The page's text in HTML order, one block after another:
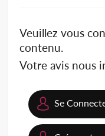
Veuillez vous
contenu.
Votre avis nous
Se